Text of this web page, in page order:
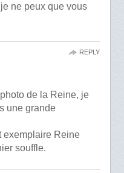
ne peux que vous
de la Reine, je
une grande
exemplaire Reine
souffle.
REPLY